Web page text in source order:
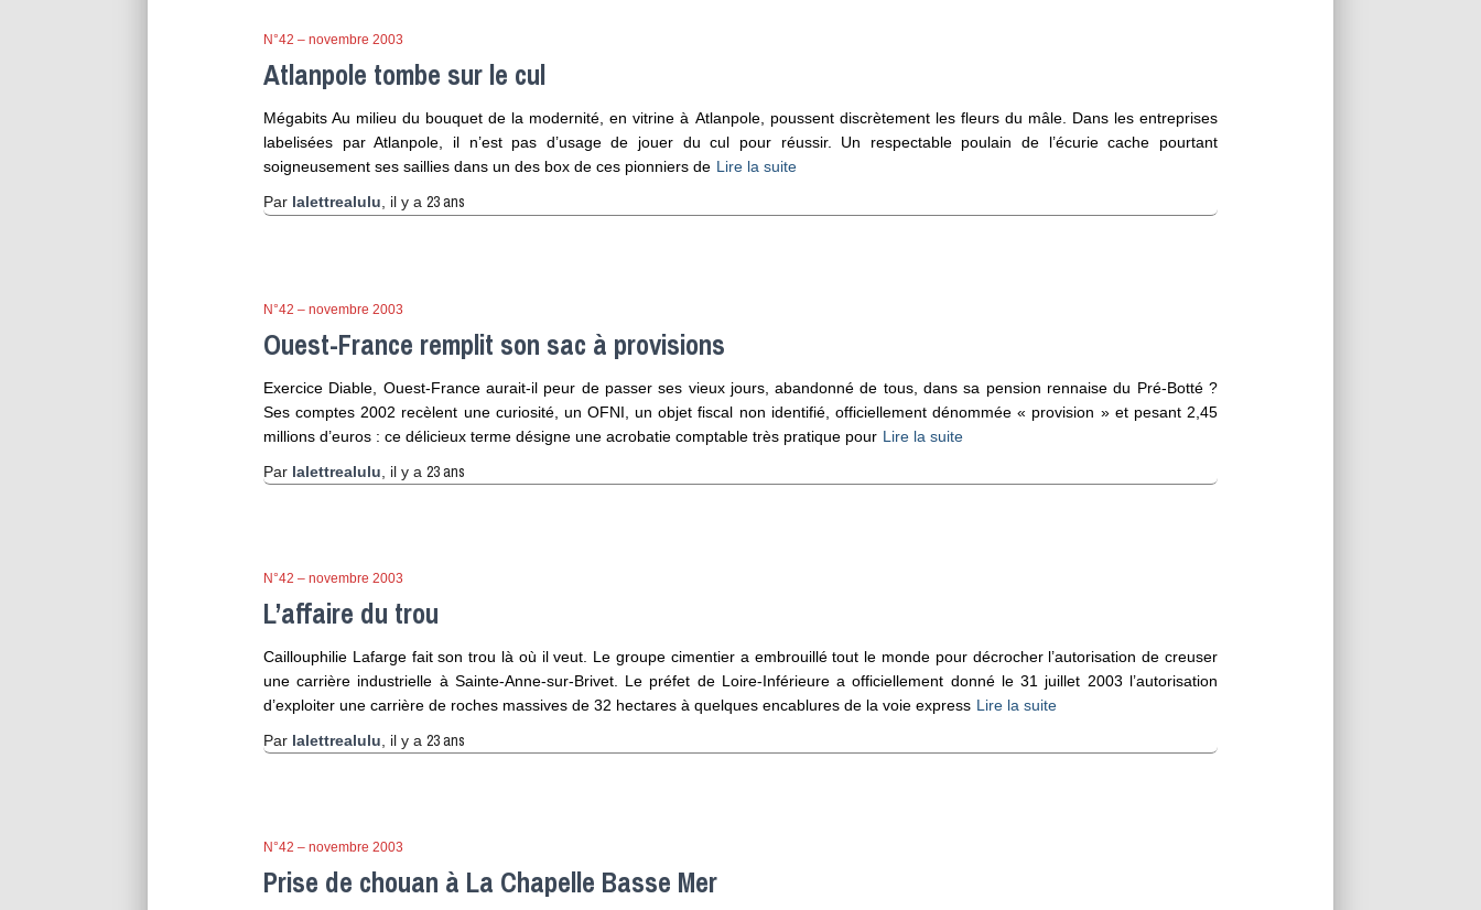
N°42 – novembre 2003
Atlanpole tombe sur le cul
Mégabits Au milieu du bouquet de la modernité, en vitrine à Atlanpole, poussent discrètement les fleurs du mâle. Dans les entreprises
labelisées par Atlanpole, il n’est pas d’usage de jouer du cul pour réussir. Un respectable poulain de l’écurie cache pourtant
soigneusement ses saillies dans un des box de ces pionniers de Lire la suite
Par lalettrealulu , il y a 23 ans
N°42 – novembre 2003
Ouest-France remplit son sac à provisions
Exercice Diable, Ouest-France aurait-il peur de passer ses vieux jours, abandonné de tous, dans sa pension rennaise du Pré-Botté ?
Ses comptes 2002 recèlent une curiosité, un OFNI, un objet fiscal non identifié, officiellement dénommée « provision » et pesant 2,45
millions d’euros : ce délicieux terme désigne une acrobatie comptable très pratique pour Lire la suite
Par lalettrealulu , il y a 23 ans
N°42 – novembre 2003
L’affaire du trou
Caillouphilie Lafarge fait son trou là où il veut. Le groupe cimentier a embrouillé tout le monde pour décrocher l’autorisation de creuser
une carrière industrielle à Sainte-Anne-sur-Brivet. Le préfet de Loire-Inférieure a officiellement donné le 31 juillet 2003 l’autorisation
d’exploiter une carrière de roches massives de 32 hectares à quelques encablures de la voie express Lire la suite
Par lalettrealulu , il y a 23 ans
N°42 – novembre 2003
Prise de chouan à La Chapelle Basse Mer